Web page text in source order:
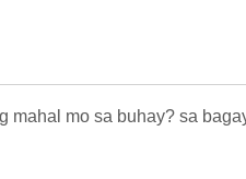
mahal mo sa buhay? sa